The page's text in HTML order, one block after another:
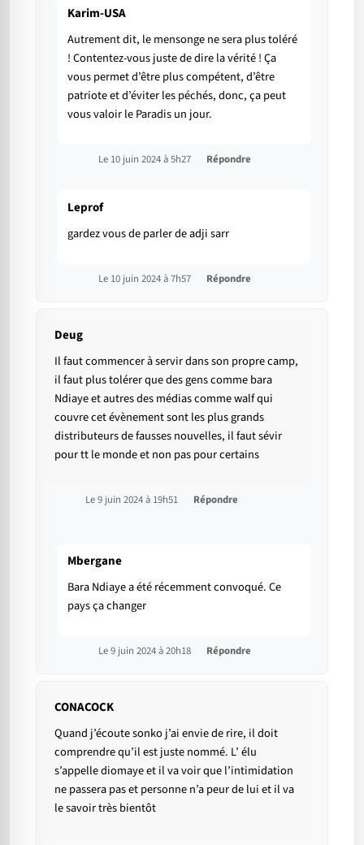
Karim-USA
Autrement dit, le mensonge ne sera plus toléré
! Contentez-vous juste de dire la vérité ! Ça
vous permet d’être plus compétent, d’être
patriote et d’éviter les péchés, donc, ça peut
vous valoir le Paradis un jour.
Le 10 juin 2024 à 5h27 Répondre
Leprof
gardez vous de parler de adji sarr
Le 10 juin 2024 à 7h57 Répondre
Deug
Il faut commencer à servir dans son propre camp,
il faut plus tolérer que des gens comme bara
Ndiaye et autres des médias comme walf qui
couvre cet évènement sont les plus grands
distributeurs de fausses nouvelles, il faut sévir
pour tt le monde et non pas pour certains
Le 9 juin 2024 à 19h51 Répondre
Mbergane
Bara Ndiaye a été récemment convoqué. Ce
pays ça changer
Le 9 juin 2024 à 20h18 Répondre
CONACOCK
Quand j’écoute sonko j’ai envie de rire, il doit
comprendre qu’il est juste nommé. L’ élu
s’appelle diomaye et il va voir que l’intimidation
ne passera pas et personne n’a peur de lui et il va
le savoir très bientôt